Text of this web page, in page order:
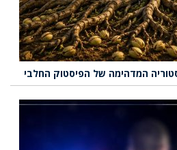
המדהימה של הפיסטוק החלבי